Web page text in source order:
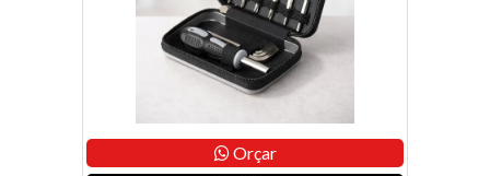
Orçar